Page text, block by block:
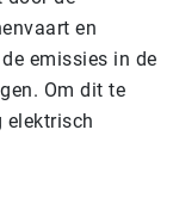
en
emissies in de
Om dit te
elektrisch